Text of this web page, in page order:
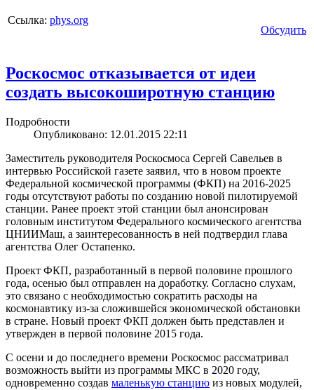
Ссылка: phys.org
Обсудить
Роскосмос отказывается от идеи
создать высокоширотную станцию
Подробности
Опубликовано: 12.01.2015 22:11
Заместитель руководителя Роскосмоса Сергей Савельев в
интервью Российской газете заявил, что в новом проекте
Федеральной космической программы (ФКП) на 2016-2025
годы отсутствуют работы по созданию новой пилотируемой
станции. Ранее проект этой станции был анонсирован
головным институтом Федерального космического агентства
ЦНИИМаш, а заинтересованность в ней подтвердил глава
агентства Олег Остапенко.
Проект ФКП, разработанный в первой половине прошлого
года, осенью был отправлен на доработку. Согласно слухам,
это связано с необходимостью сократить расходы на
космонавтику из-за сложившейся экономической обстановки
в стране. Новый проект ФКП должен быть представлен и
утвержден в первой половине 2015 года.
С осени и до последнего времени Роскосмос рассматривал
возможность выйти из программы МКС в 2020 году,
одновременно создав маленькую станцию из новых модулей,